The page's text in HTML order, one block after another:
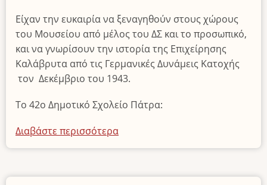
Είχαν την ευκαιρία να ξεναγηθούν στους χώρους
του Μουσείου από μέλος του ΔΣ και το προσωπικό,
και να γνωρίσουν την ιστορία της Επιχείρησης
Καλάβρυτα από τις Γερμανικές Δυνάμεις Κατοχής
τον Δεκέμβριο του 1943.
To 42ο Δημοτικό Σχολείο Πάτρα:
Διαβάστε περισσότερα
το
Σχολείων